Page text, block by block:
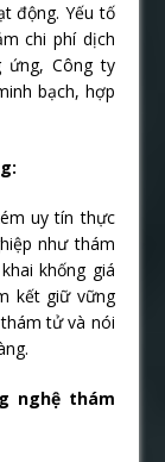
động. Yếu tố
chi phí dịch
ứng, Công ty
bạch, hợp
uy tín thực
như thám
khống giá
kết giữ vững
tử và nói
nghệ thám